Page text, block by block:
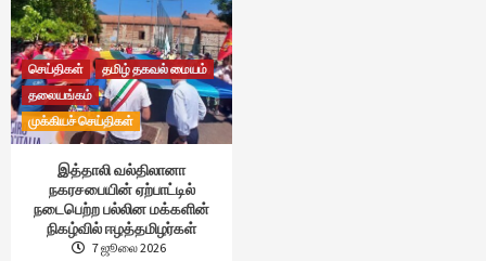
செய்திகள்
தமிழ் தகவல் மையம்
தலையங்கம்
முக்கியச் செய்திகள்
இத்தாலி வல்திலானா
நகரசபையின் ஏற்பாட்டில்
நடைபெற்ற பல்லின மக்களின்
நிகழ்வில் ஈழத்தமிழர்கள்
7 ஜூலை 2026